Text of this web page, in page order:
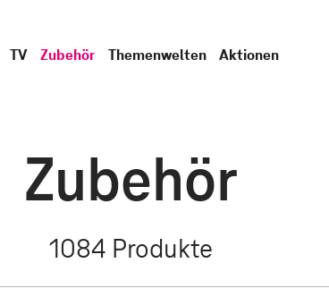
TV Zubehör Themenwelten Aktionen
Zubehör
1084 Produkte